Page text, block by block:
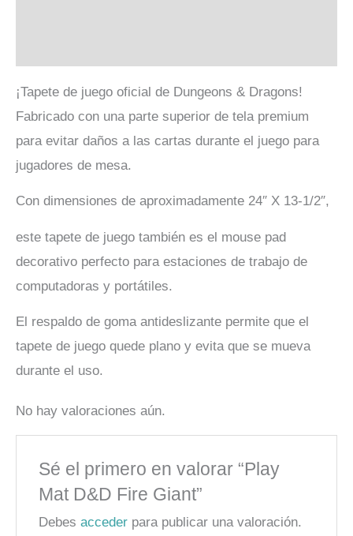
¡Tapete de juego oficial de Dungeons & Dragons!
Fabricado con una parte superior de tela premium
para evitar daños a las cartas durante el juego para
jugadores de mesa.
Con dimensiones de aproximadamente 24″ X 13-1/2″,
este tapete de juego también es el mouse pad
decorativo perfecto para estaciones de trabajo de
computadoras y portátiles.
El respaldo de goma antideslizante permite que el
tapete de juego quede plano y evita que se mueva
durante el uso.
No hay valoraciones aún.
Sé el primero en valorar “Play
Mat D&D Fire Giant”
Debesacceder para publicar una valoración.